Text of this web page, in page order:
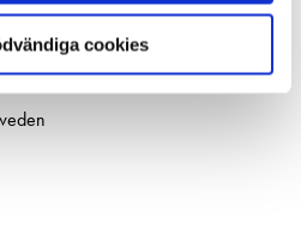
cookies